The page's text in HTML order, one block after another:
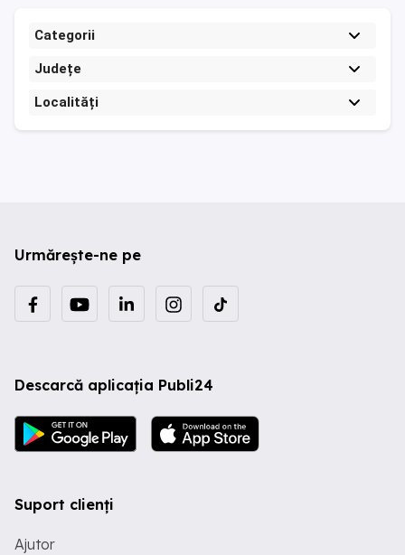
Categorii
Județe
Localități
Urmărește-ne pe
Descarcă aplicația Publi24
Suport clienți
Ajutor